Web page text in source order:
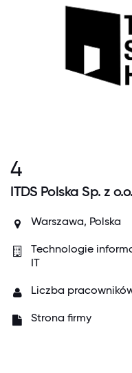
4
ITDS Polska Sp. z o.o.
Warszawa, Polska
Technologie
IT
Liczba
Strona firmy